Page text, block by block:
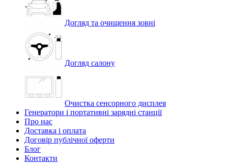
Догляд та очищення зовні
Догляд салону
Очистка сенсорного дисплея
Генератори і портативні зарядні станції
Про нас
Доставка і оплата
Договір публічної оферти
Блог
Контакти